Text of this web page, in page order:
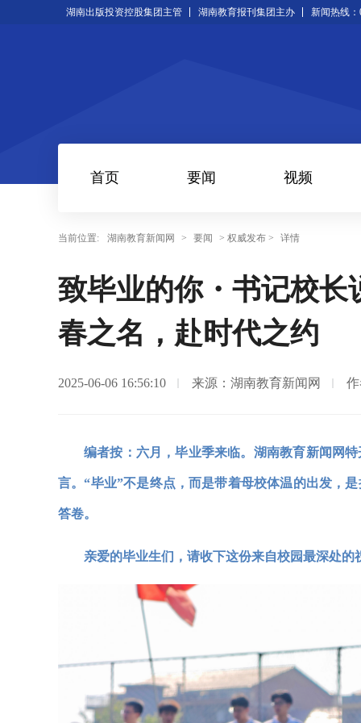
湖南出版投资控股集团主管 湖南教育报刊集团主办 新闻热线：
首页 要闻 视频
当前位置: 湖南教育新闻网 > 要闻 > 权威发布 > 详情
致毕业的你・书记校长
春之名，赴时代之约
2025-06-06 16:56:10 来源：湖南教育新闻网
编者按：六月，毕业季来临。湖南教育新闻网
言。“毕业”不是终点，而是带着母校体温的出发，
答卷。
亲爱的毕业生们，请收下这份来自校园最深处的